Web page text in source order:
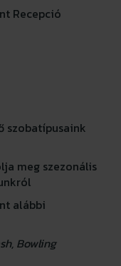
Recepció
meg szezonális
alábbi
Bowling